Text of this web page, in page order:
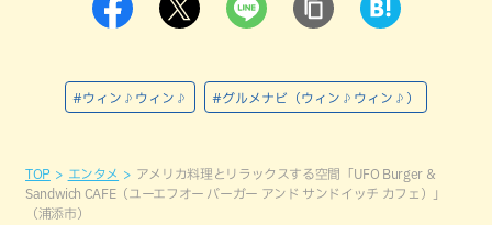
#ウィン♪ウィン♪ #グルメナビ（ウィン♪ウィン♪）
TOP エンタメ
アメリカ料理とリラックスする空間「UFO Burger &
Sandwich CAFE（ユーエフオー バーガー アンド サンドイッチ カフェ）」
（浦添市）